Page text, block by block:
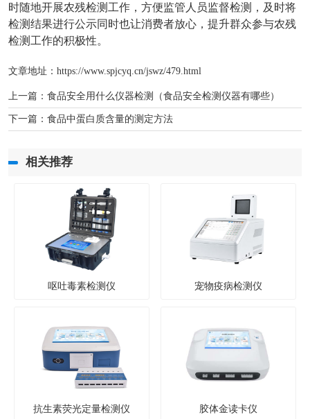
时随地开展农残检测工作，方便监管人员监督检测，及时将
检测结果进行公示同时也让消费者放心，提升群众参与农残
检测工作的积极性。
文章地址： https://www.spjcyq.cn/jswz/479.html
上一篇： 食品安全用什么仪器检测（食品安全检测仪器有哪些）
下一篇： 食品中蛋白质含量的测定方法
相关推荐
呕吐毒素检测仪 宠物疫病检测仪
抗生素荧光定量检测仪 胶体金读卡仪